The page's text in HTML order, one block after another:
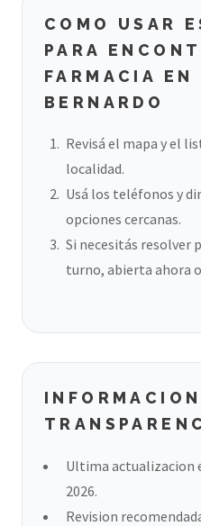
COMO USAR
PARA
FARMACIA EN
BERNARDO
Revisá el mapa y el
localidad.
Usá los teléfonos y
opciones cercanas.
Si necesitás resolver
turno, abierta ahora o
INFORMACION
Ultima actualizacion
2026.
Revision